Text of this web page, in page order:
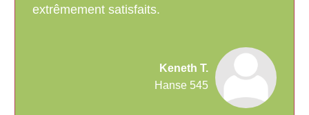
extrêmement satisfaits.
Keneth T.
Hanse 545